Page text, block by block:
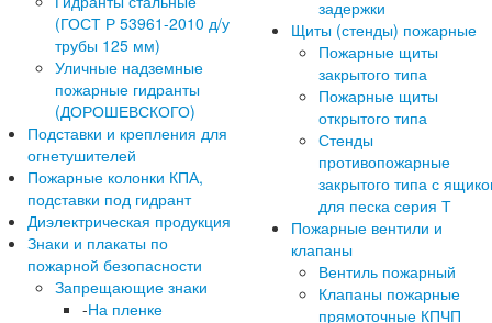
(ГОСТ Р 53961-2010 д/у
трубы 125 мм)
Уличные надземные
пожарные гидранты
(ДОРОШЕВСКОГО)
Подставки и крепления для
огнетушителей
Пожарные колонки КПА,
подставки под гидрант
Диэлектрическая продукция
Знаки и плакаты по
пожарной безопасности
Запрещающие знаки
-На пленке
задержки
Щиты (стенды) пожарные
Пожарные щиты
закрытого типа
Пожарные щиты
открытого типа
Стенды
противопожарные
закрытого типа с
для песка серия Т
Пожарные вентили и
клапаны
Вентиль пожарный
Клапаны пожарные
прямоточные КПЧП